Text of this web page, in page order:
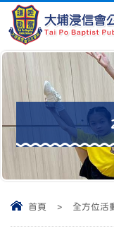
首頁 > 全方位活